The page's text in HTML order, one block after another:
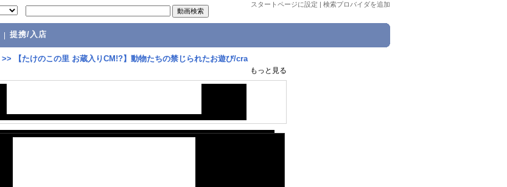
スタートページに設定 | 検索プロバイダを追加
提携/入店
>>
【たけのこの里 お蔵入りCM!?】動物たちの禁じられたお遊び/cra
もっと見る